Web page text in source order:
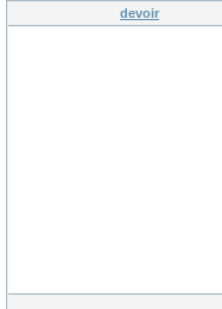
devoir